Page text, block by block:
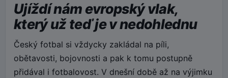
Ujíždí nám evropský vlak,
který už teď je v nedohlednu
Český fotbal si vždycky zakládal na píli,
obětavosti, bojovnosti a pak k tomu postupně
přidával i fotbalovost. V dnešní době až na výjimku